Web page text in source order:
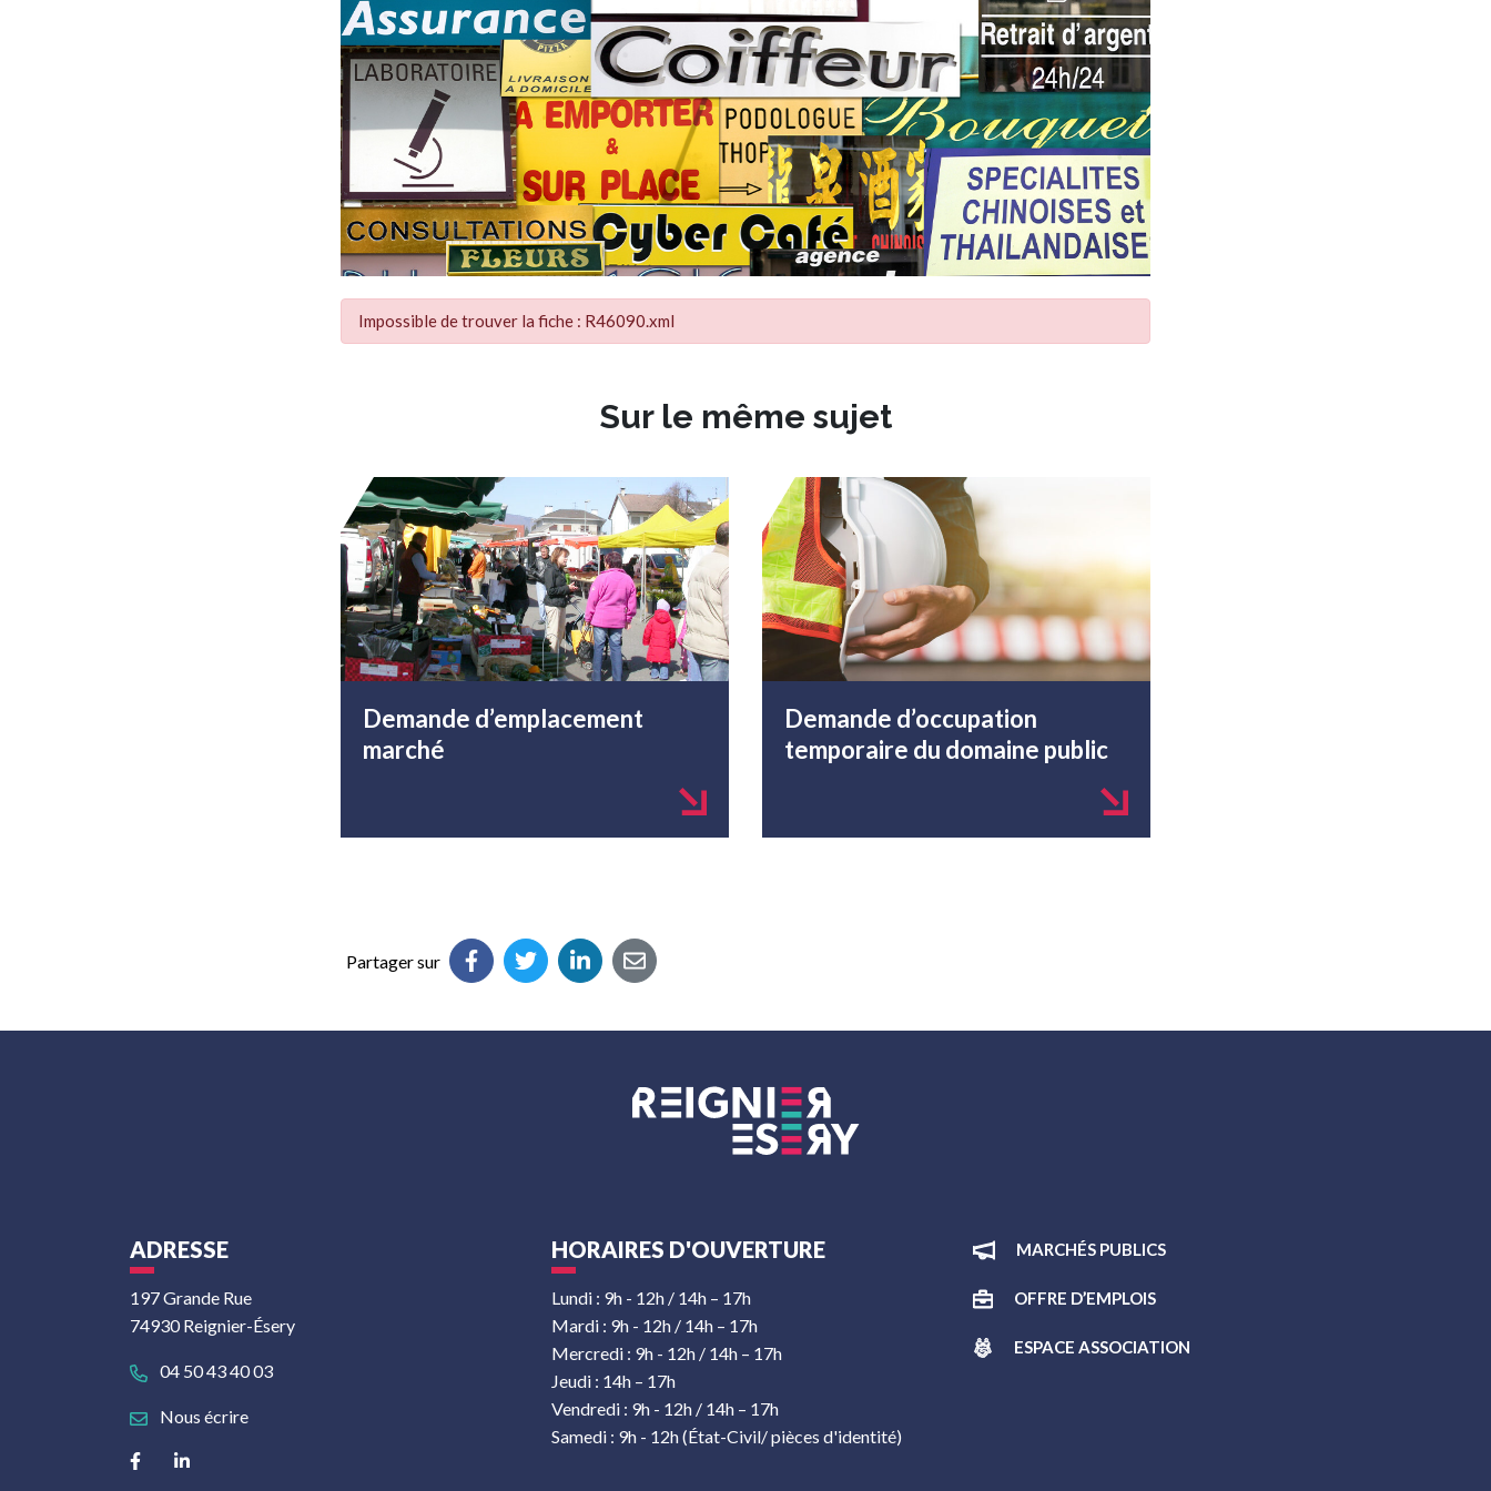
Impossible de trouver la fiche : R46090.xml
Sur le même sujet
Demande d’emplacement
marché
Demande d’occupation
temporaire du domaine public
Partager sur
ADRESSE
197 Grande Rue
74930 Reignier-Ésery
04 50 43 40 03
Nous écrire
Lien vers le compte Facebook
Lien vers le compte Linkedin
HORAIRES D'OUVERTURE
Lundi : 9h - 12h / 14h – 17h
Mardi : 9h - 12h / 14h – 17h
Mercredi : 9h - 12h / 14h – 17h
Jeudi : 14h – 17h
Vendredi : 9h - 12h / 14h – 17h
Samedi : 9h - 12h (État-Civil/ pièces d'identité)
MARCHÉS PUBLICS
OFFRE D’EMPLOIS
ESPACE ASSOCIATION